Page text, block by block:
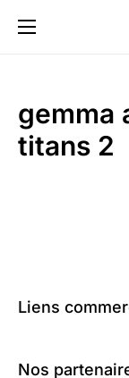
gemma
titans 2
Liens
Nos